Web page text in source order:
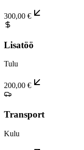
300,00 €
Lisatöö
Tulu
200,00 €
Transport
Kulu